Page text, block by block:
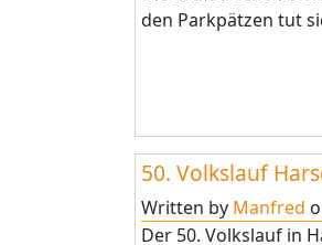
den Parkpätzen tut
50. Volkslauf
Written by Manfred
Der 50. Volkslauf in